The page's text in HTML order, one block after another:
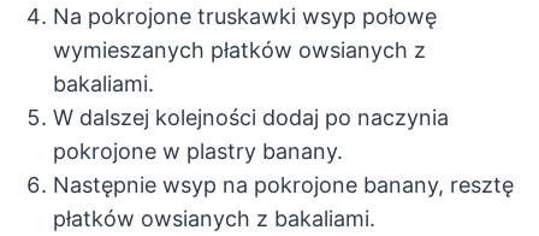
Na pokrojone truskawki wsyp połowę
wymieszanych płatków owsianych z
bakaliami.
W dalszej kolejności dodaj po naczynia
pokrojone w plastry banany.
Następnie wsyp na pokrojone banany, resztę
płatków owsianych z bakaliami.